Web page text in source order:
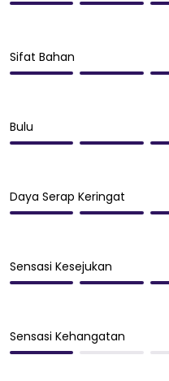
Sifat Bahan
Bulu
Daya Serap Keringat
Sensasi Kesejukan
Sensasi Kehangatan